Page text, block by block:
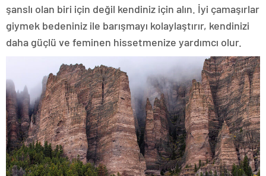
şanslı olan biri için değil kendiniz için alın. İyi çamaşırlar
giymek bedeniniz ile barışmayı kolaylaştırır, kendinizi
daha güçlü ve feminen hissetmenize yardımcı olur.